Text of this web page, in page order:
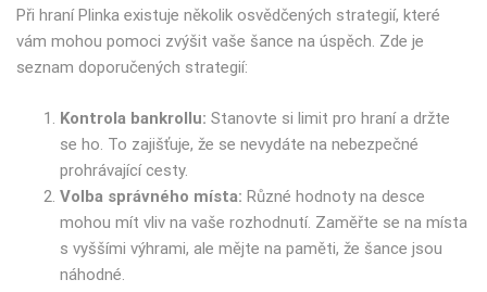
Při hraní Plinka existuje několik osvědčených strategií, které
vám mohou pomoci zvýšit vaše šance na úspěch. Zde je
seznam doporučených strategií:
Kontrola bankrollu: Stanovte si limit pro hraní a držte
se ho. To zajišťuje, že se nevydáte na nebezpečné
prohrávající cesty.
Volba správného místa: Různé hodnoty na desce
mohou mít vliv na vaše rozhodnutí. Zaměřte se na místa
s vyššími výhrami, ale mějte na paměti, že šance jsou
náhodné.